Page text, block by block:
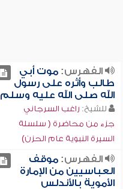
الفهرس:موت أبي
طالب وأثره على رسول
الله صلى الله عليه وسلم
للشيخ: راغب السرجاني
جزء من محاضرة ( سلسلة
السيرة النبوية عام الحزن)
الفهرس:موقف
العباسيين من الإمارة
الأموية بالأندلس